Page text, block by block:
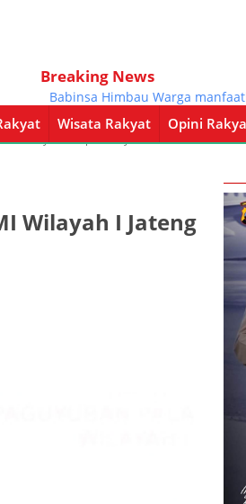
Breaking News
Babinsa Himbau Warga
Wisata Rakyat Opini
Rakyat Opini Rakyat Pemerintahan
Wilayah I Jateng